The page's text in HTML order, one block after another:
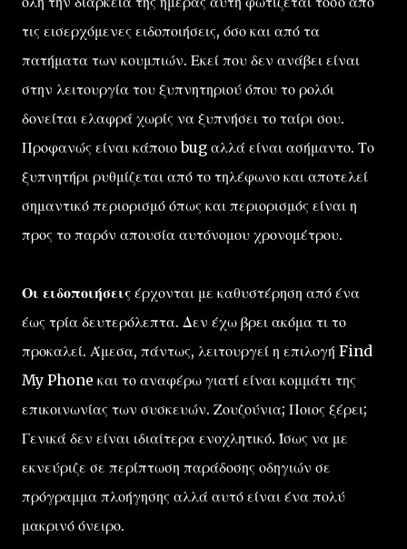
τις εισερχόμενες ειδοποιήσεις, όσο και από τα
πατήματα των κουμπιών. Εκεί που δεν ανάβει είναι
στην λειτουργία του ξυπνητηριού όπου το ρολόι
δονείται ελαφρά χωρίς να ξυπνήσει το ταίρι σου.
Προφανώς είναι κάποιο bug αλλά είναι ασήμαντο. Το
ξυπνητήρι ρυθμίζεται από το τηλέφωνο και αποτελεί
σημαντικό περιορισμό όπως και περιορισμός είναι η
προς το παρόν απουσία αυτόνομου χρονομέτρου.
Οι ειδοποιήσεις έρχονται με καθυστέρηση από ένα
έως τρία δευτερόλεπτα. Δεν έχω βρει ακόμα τι το
προκαλεί. Άμεσα, πάντως, λειτουργεί η επιλογή Find
My Phone και το αναφέρω γιατί είναι κομμάτι της
επικοινωνίας των συσκευών. Ζουζούνια; Ποιος ξέρει;
Γενικά δεν είναι ιδιαίτερα ενοχλητικό. Ίσως να με
εκνεύριζε σε περίπτωση παράδοσης οδηγιών σε
πρόγραμμα πλοήγησης αλλά αυτό είναι ένα πολύ
μακρινό όνειρο.